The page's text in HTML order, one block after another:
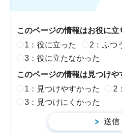
このページの情報はお役に立
1：役に立った
2：ふつ
3：役に立たなかった
このページの情報は見つけや
1：見つけやすかった
2
3：見つけにくかった